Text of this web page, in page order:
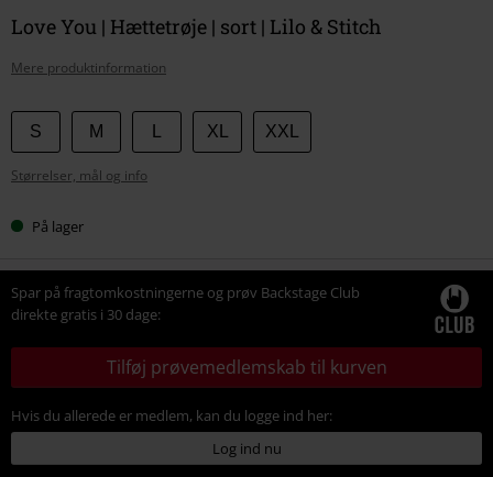
Love You | Hættetrøje | sort | Lilo & Stitch
Mere produktinformation
Vælg
din
størrelse
S M XL XXL
Størrelser, mål og info
På lager
Spar på fragtomkostningerne og prøv Backstage Club
direkte gratis i 30 dage:
Tilføj prøvemedlemskab til kurven
Hvis du allerede er medlem, kan du logge ind her:
Log ind nu